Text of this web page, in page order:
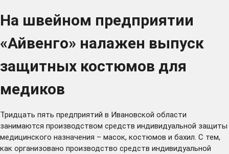
На швейном предприятии
«Айвенго» налажен выпуск
защитных костюмов для
медиков
Тридцать пять предприятий в Ивановской области
занимаются производством средств индивидуальной защиты
медицинского назначения – масок, костюмов и бахил. С тем,
как организовано производство средств индивидуальной